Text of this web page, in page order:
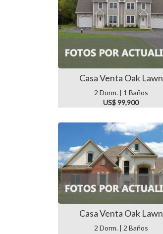
Casa Venta Oak Lawn
2 Dorm. | 1 Baños
US$ 99,900
Casa Venta Oak Lawn
2 Dorm. | 2 Baños